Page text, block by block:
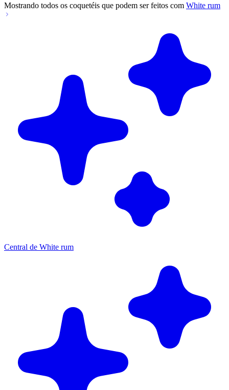
Mostrando todos os coquetéis que podem ser feitos com White rum
Central de White rum